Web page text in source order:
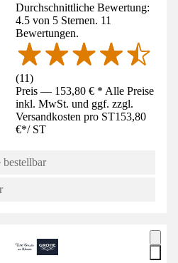
Durchschnittliche Bewertung:
4.5 von 5 Sternen. 11
Bewertungen.
(11)
Preis — 153,80 € * Alle Preise
inkl. MwSt. und ggf. zzgl.
Versandkosten pro ST153,80
€*/ ST